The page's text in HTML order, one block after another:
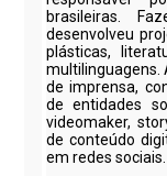
brasileiras.
desenvolveu
plásticas,
multilinguagens.
de imprensa,
de entidades
videomaker,
de conteúdo
em redes sociais.